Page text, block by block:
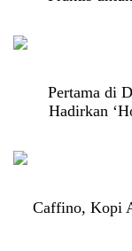
Pertama di
Hadirkan
Caffino, Kopi